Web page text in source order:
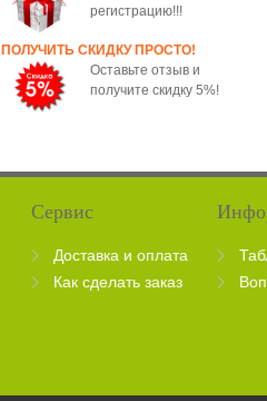
регистрацию!!!
ПОЛУЧИТЬ СКИДКУ ПРОСТО!
Оставьте отзыв и
получите скидку 5%!
Сервис
Доставка и оплата
Как сделать заказ